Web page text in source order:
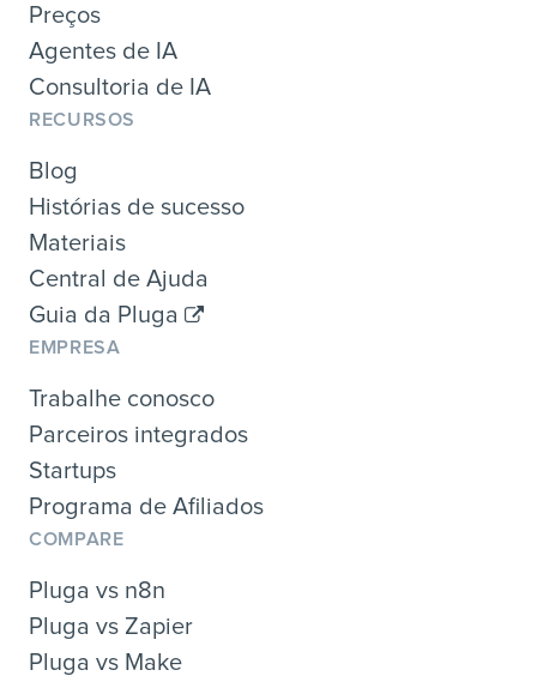
Preços
Agentes de IA
Consultoria de IA
RECURSOS
Blog
Histórias de sucesso
Materiais
Central de Ajuda
Guia da Pluga
EMPRESA
Trabalhe conosco
Parceiros integrados
Startups
Programa de Afiliados
COMPARE
Pluga vs n8n
Pluga vs Zapier
Pluga vs Make